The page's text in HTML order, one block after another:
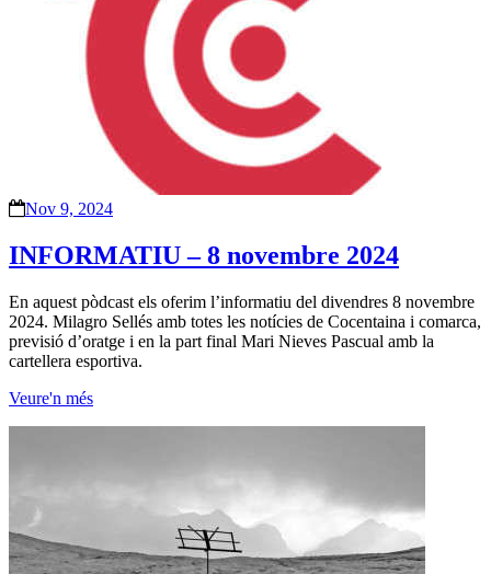
Nov 9, 2024
INFORMATIU – 8 novembre 2024
En aquest pòdcast els oferim l’informatiu del divendres 8 novembre
2024. Milagro Sellés amb totes les notícies de Cocentaina i comarca,
previsió d’oratge i en la part final Mari Nieves Pascual amb la
cartellera esportiva.
Veure'n més